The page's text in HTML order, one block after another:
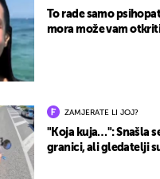
To rade samo
mora može vam
ZAMJERATE LI JOJ?
"Koja kuja…": Snašla
granici, ali gledatelji